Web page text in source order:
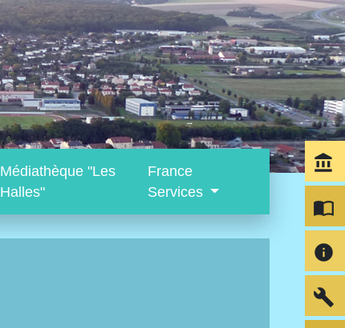
Médiathèque "Les
Halles"
France
Services
account_balance
import_contacts
info
build